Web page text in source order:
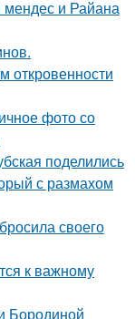
и Райана
откровенности
фото со
поделились
с размахом
своего
к важному
Бородиной